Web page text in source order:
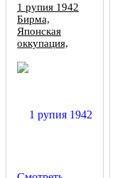
1 рупия 1942
Бирма,
Японская
оккупация,